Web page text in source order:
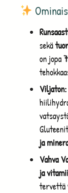
sekä
on jopa
Viljaton:
ja
Vahva
ja
tervettä